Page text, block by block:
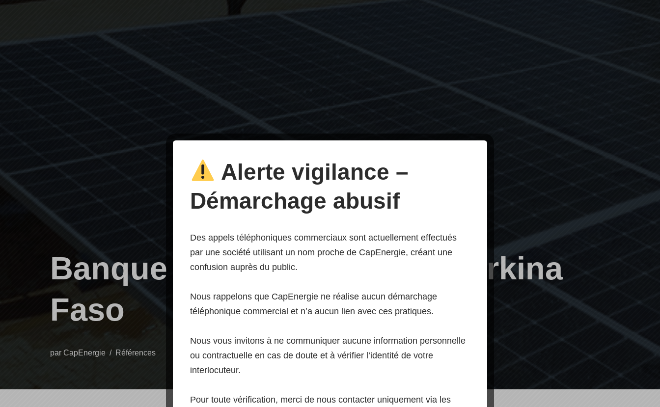
Banque Société Générale Burkina
Faso
par CapEnergie Références
Alerte vigilance –
Démarchage abusif
Des appels téléphoniques commerciaux sont actuellement effectués
par une société utilisant un nom proche de CapEnergie, créant une
confusion auprès du public.
Nous rappelons que CapEnergie ne réalise aucun démarchage
téléphonique commercial et n’a aucun lien avec ces pratiques.
Nous vous invitons à ne communiquer aucune information personnelle
ou contractuelle en cas de doute et à vérifier l’identité de votre
interlocuteur.
Pour toute vérification, merci de nous contacter uniquement via les